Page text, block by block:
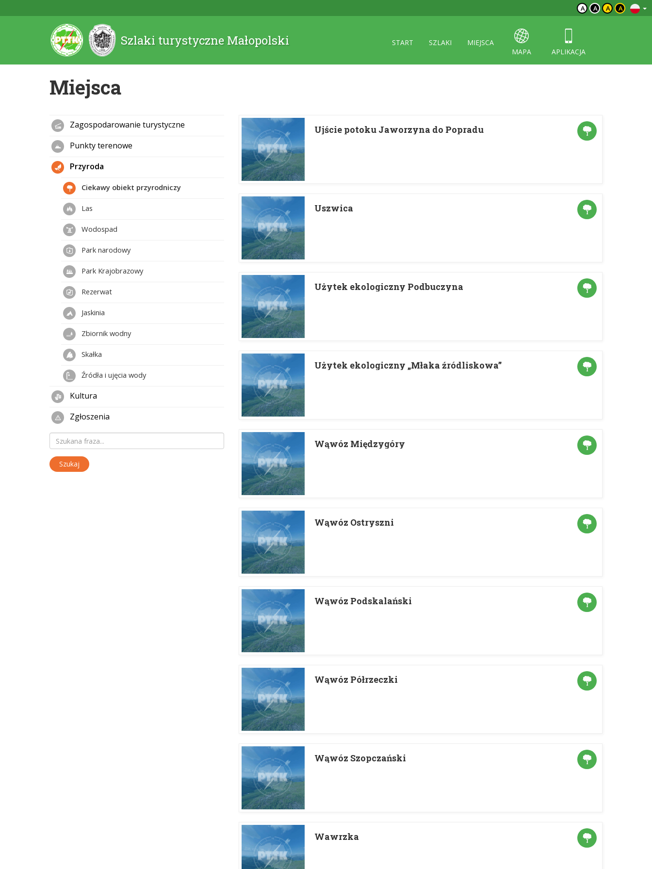
A A A A
Szlaki turystyczne Małopolski START SZLAKI
MIEJSCA
MAPA
APLIKACJA
Miejsca
Ujście potoku Jaworzyna do Popradu
Uszwica
Użytek ekologiczny Podbuczyna
Użytek ekologiczny „Młaka źródliskowa”
Wąwóz Międzygóry
Wąwóz Ostryszni
Wąwóz Podskalański
Wąwóz Półrzeczki
Wąwóz Szopczański
Wawrzka
Zagospodarowanie turystyczne
Punkty terenowe
Przyroda
Ciekawy obiekt przyrodniczy
Las
Wodospad
Park narodowy
Park Krajobrazowy
Rezerwat
Jaskinia
Zbiornik wodny
Skałka
Źródła i ujęcia wody
Kultura
Zgłoszenia